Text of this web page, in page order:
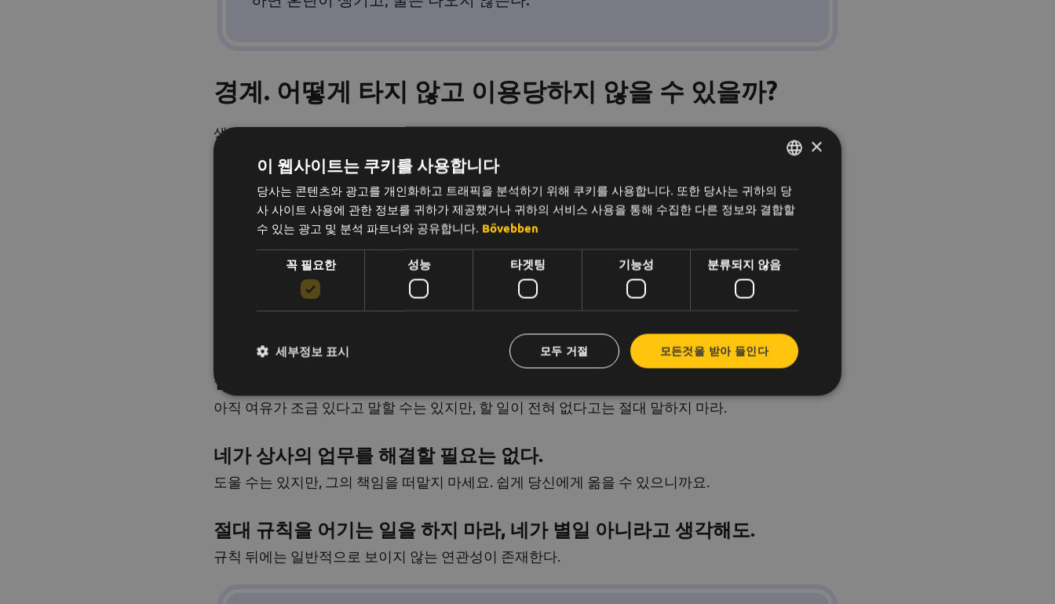
경계. 어떻게 타지 않고 이용당하지 않을 수 있을까?
생각 없이 모든 추가 업무를 맡는다면, 성실함 때문에 존중받는 게 아니라 항상 손에 닿는 사람이기 때
문일 것이다.
만약 한 가지 더 할 수 있냐고 묻는다면, 무조건 예라고 대답하지 마세요.
무엇에 관한 것인지, 얼마나 걸리는지, 마감일이 언제인지 물어보세요. 이는 반대하는 것이 아니라 계획
하는 것입니다.
이럴 때 반사적으로 '예'라고 대답하면, 다음번에는 이것이 기본값이 될 것이다.
절대 할 일이 없다고 말하지 마. 🙊
아직 여유가 조금 있다고 말할 수는 있지만, 할 일이 전혀 없다고는 절대 말하지 마라.
네가 상사의 업무를 해결할 필요는 없다.
도울 수는 있지만, 그의 책임을 떠맡지 마세요. 쉽게 당신에게 옮을 수 있으니까요.
절대 규칙을 어기는 일을 하지 마라, 네가 별일 아니라고 생각해도.
규칙 뒤에는 일반적으로 보이지 않는 연관성이 존재한다.
헝가리어
영어
×
이 웹사이트는 쿠키를 사용합니다
당사는 콘텐츠와 광고를 개인화하고 트래픽을 분석하기 위해 쿠키를 사용합니다. 또한 당사는 귀하의 당
사 사이트 사용에 관한 정보를 귀하가 제공했거나 귀하의 서비스 사용을 통해 수집한 다른 정보와 결합할
수 있는 광고 및 분석 파트너와 공유합니다. Bővebben
꼭 필요한 성능 타겟팅 기능성 분류되지 않음
모든것을 받아 들인다
모두 거절
세부정보 표시